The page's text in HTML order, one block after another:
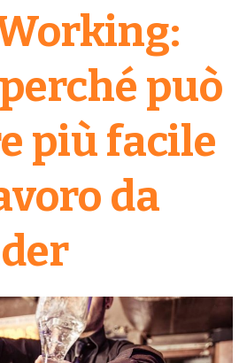
perché può
più facile
da